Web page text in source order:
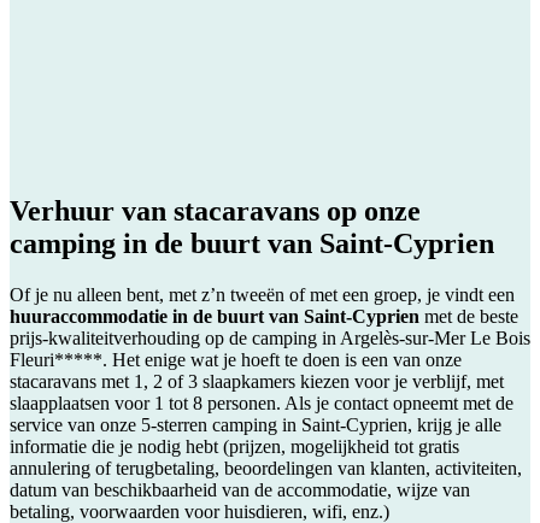
Verhuur van stacaravans op onze
camping in de buurt van Saint-Cyprien
Of je nu alleen bent, met z’n tweeën of met een groep, je vindt een
huuraccommodatie in de buurt van Saint-Cyprien met de beste
prijs-kwaliteitverhouding op de camping in Argelès-sur-Mer Le Bois
Fleuri*****. Het enige wat je hoeft te doen is een van onze
stacaravans met 1, 2 of 3 slaapkamers kiezen voor je verblijf, met
slaapplaatsen voor 1 tot 8 personen. Als je contact opneemt met de
service van onze 5-sterren camping in Saint-Cyprien, krijg je alle
informatie die je nodig hebt (prijzen, mogelijkheid tot gratis
annulering of terugbetaling, beoordelingen van klanten, activiteiten,
datum van beschikbaarheid van de accommodatie, wijze van
betaling, voorwaarden voor huisdieren, wifi, enz.)